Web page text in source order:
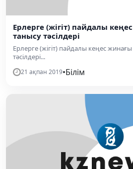
Ерлерге (жігіт) пайдалы
танысу тәсілдері
Ерлерге (жігіт) пайдалы кеңес
тәсілдері...
21 ақпан 2019•Білім